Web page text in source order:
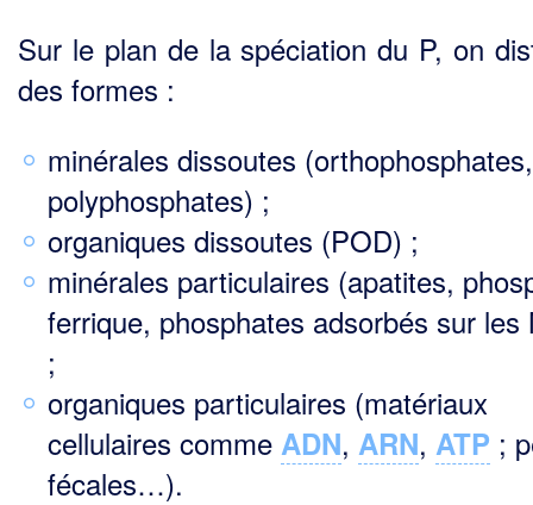
Sur le plan de la spéciation du P, on
des formes :
minérales dissoutes (orthophosphates,
polyphosphates) ;
organiques dissoutes (POD) ;
minérales particulaires (apatites,
ferrique, phosphates adsorbés sur les
;
organiques particulaires (matériaux
cellulaires comme ADN, ARN, ATP ;
fécales…).